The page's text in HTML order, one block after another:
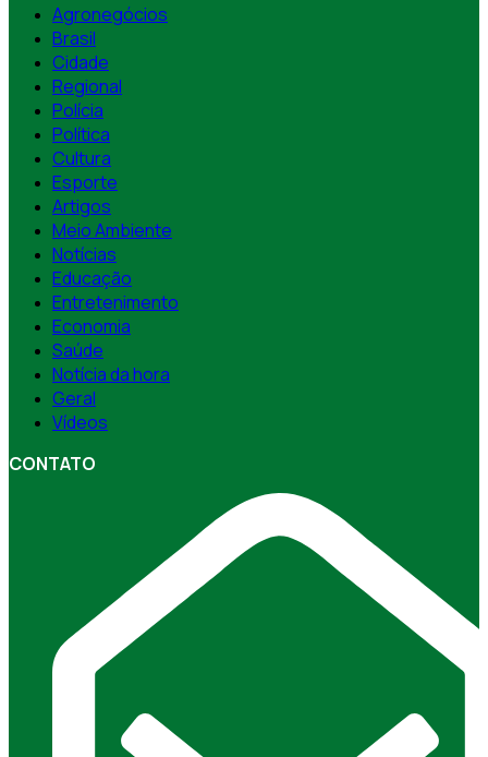
Agronegócios
Brasil
Cidade
Regional
Polícia
Política
Cultura
Esporte
Artigos
Meio Ambiente
Notícias
Educação
Entretenimento
Economia
Saúde
Notícia da hora
Geral
Vídeos
CONTATO